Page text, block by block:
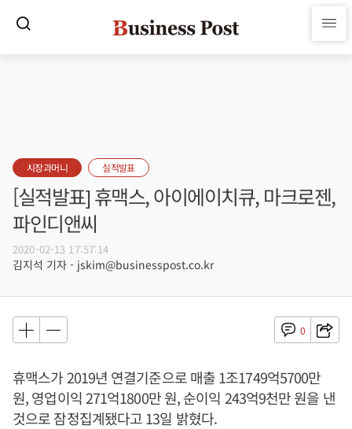
시장과머니 실적발표
[실적발표] 휴맥스, 아이에이치큐, 마크로젠,
파인디앤씨
2020-02-13 17:57:14
김지석 기자 - jskim@businesspost.co.kr
0
휴맥스가 2019년 연결기준으로 매출 1조1749억5700만
원, 영업이익 271억1800만 원, 순이익 243억9천만 원을 낸
것으로 잠정집계됐다고 13일 밝혔다.